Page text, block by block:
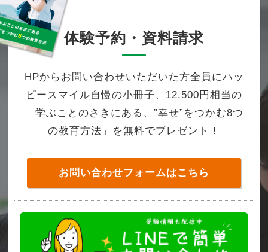
体験予約・資料請求
HPからお問い合わせいただいた方全員にハッ
ピースマイル自慢の小冊子、12,500円相当の
「学ぶことのさきにある、”幸せ”をつかむ8つ
の教育方法」を無料でプレゼント！
お問い合わせフォームはこちら